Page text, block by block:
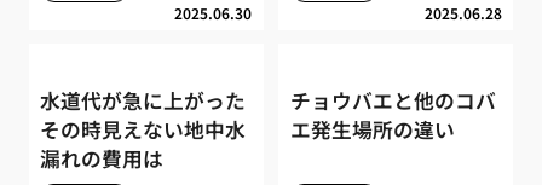
2025.06.30 2025.06.28
水道代が急に上がった
その時見えない地中水
漏れの費用は
チョウバエと他のコバ
エ発生場所の違い